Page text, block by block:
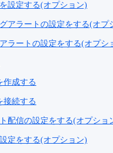
設定する(オプション)
アラートの設定をする(オプ
ラートの設定をする(オプシ
作成する
接続する
配信の設定をする(オプショ
定をする(オプション)